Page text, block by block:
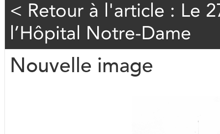
< Retour à l'article : Le
l’Hôpital Notre-Dame
Nouvelle image